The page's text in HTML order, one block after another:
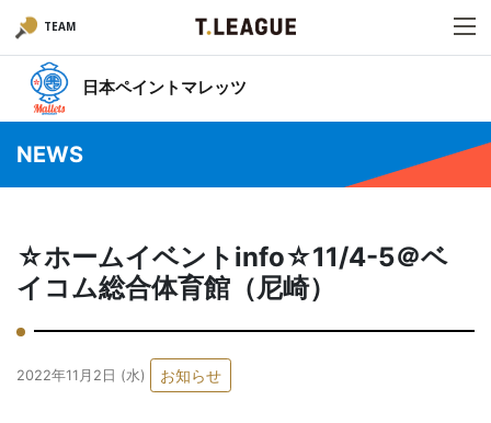
TEAM
日本ペイントマレッツ
NEWS
☆ホームイベントinfo☆11/4-5＠ベ
イコム総合体育館（尼崎）
2022年11月2日 (水) お知らせ